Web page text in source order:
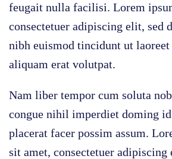
feugait nulla facilisi. Lorem
consectetuer adipiscing elit, sed
nibh euismod tincidunt ut laoreet
aliquam erat volutpat.
Nam liber tempor cum soluta
congue nihil imperdiet doming
placerat facer possim assum.
sit amet, consectetuer adipiscing